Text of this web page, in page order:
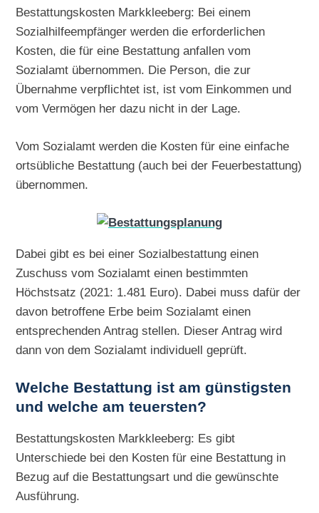
Bestattungskosten Markkleeberg: Bei einem
Sozialhilfeempfänger werden die erforderlichen
Kosten, die für eine Bestattung anfallen vom
Sozialamt übernommen. Die Person, die zur
Übernahme verpflichtet ist, ist vom Einkommen und
vom Vermögen her dazu nicht in der Lage.
Vom Sozialamt werden die Kosten für eine einfache
ortsübliche Bestattung (auch bei der Feuerbestattung)
übernommen.
Dabei gibt es bei einer Sozialbestattung einen
Zuschuss vom Sozialamt einen bestimmten
Höchstsatz (2021: 1.481 Euro). Dabei muss dafür der
davon betroffene Erbe beim Sozialamt einen
entsprechenden Antrag stellen. Dieser Antrag wird
dann von dem Sozialamt individuell geprüft.
Welche Bestattung ist am günstigsten
und welche am teuersten?
Bestattungskosten Markkleeberg: Es gibt
Unterschiede bei den Kosten für eine Bestattung in
Bezug auf die Bestattungsart und die gewünschte
Ausführung.